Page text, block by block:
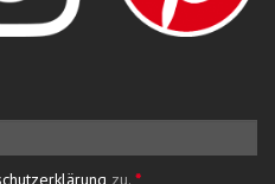
zu. *